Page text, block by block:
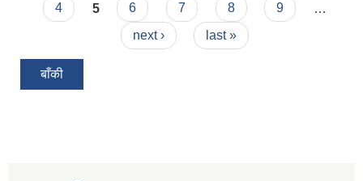
4
5 6 7 8 9
next ›
last »
बाँकी